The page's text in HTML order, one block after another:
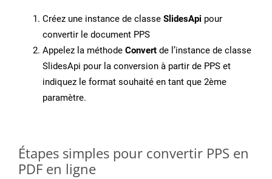
Créez une instance de classe SlidesApi pour
convertir le document PPS
Appelez la méthode Convert de l’instance de classe
SlidesApi pour la conversion à partir de PPS et
indiquez le format souhaité en tant que 2ème
paramètre.
Étapes simples pour convertir PPS en
PDF en ligne